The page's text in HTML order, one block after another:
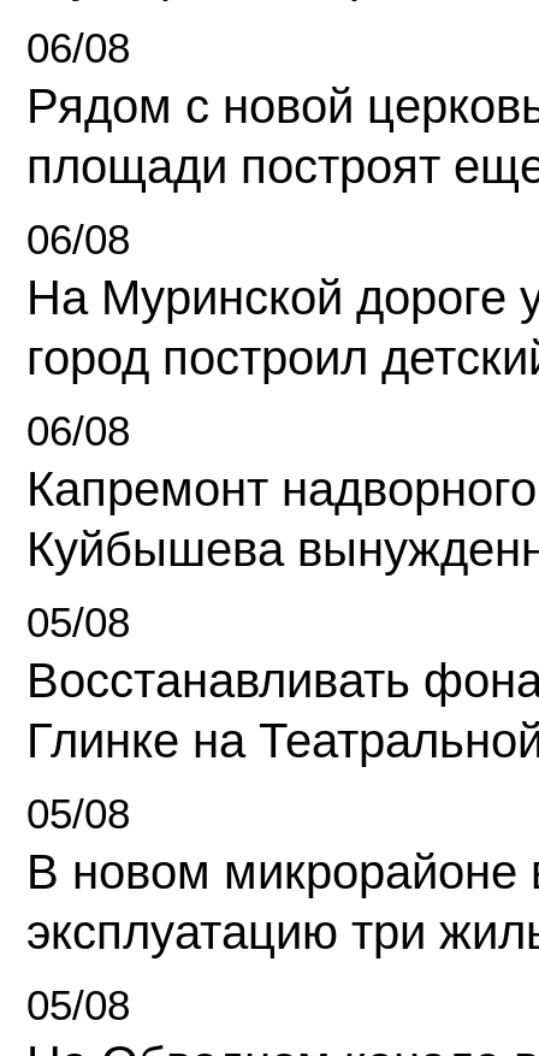
06/08
Рядом с новой
площади построят
06/08
На Муринской дороге
город построил
06/08
Капремонт
Куйбышева
05/08
Восстанавливать
Глинке на
05/08
В новом микрорайоне
эксплуатацию три
05/08